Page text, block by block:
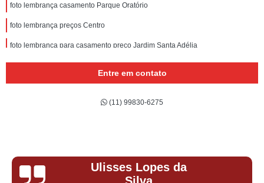
foto lembrança casamento Parque Oratório
foto lembrança preços Centro
foto lembrança para casamento preço Jardim Santa Adélia
empresa de foto lembrança telefone Bairro Santa Maria
empresa que faz foto lembrança infantil Vila Homero Thon
foto lembrança casamento preços Vila Paulicéia
Entre em contato
(11) 99830-6275
Ulisses Lopes da